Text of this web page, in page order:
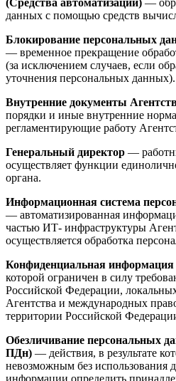
(Средства автоматизации) —
данных с помощью средств
Блокирование персональных
— временное прекращение
(за исключением случаев, если
уточнения персональных данных).
Внутренние документы
порядки и иные внутренние
регламентирующие работу
Генеральный директор —
осуществляет функции
органа.
Информационная система
— автоматизированная
частью ИТ- инфраструктуры
осуществляется обработка
Конфиденциальная информация
которой ограничен в силу
Российской Федерации,
Агентства и международных
территории Российской
Обезличивание персональных
ПДн) — действия, в результате
невозможным без использования